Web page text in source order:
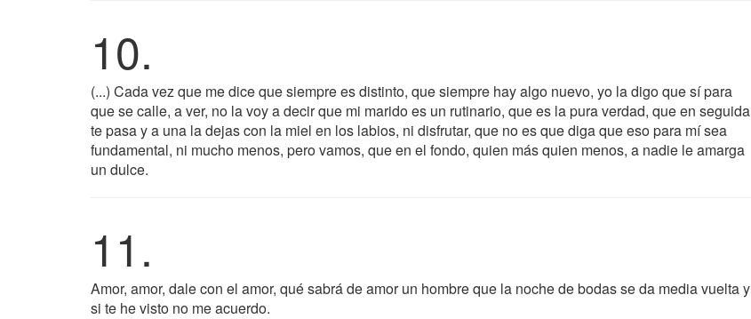
10.
(...) Cada vez que me dice que siempre es distinto, que siempre hay algo nuevo, yo la digo que sí para
que se calle, a ver, no la voy a decir que mi marido es un rutinario, que es la pura verdad, que en seguida
te pasa y a una la dejas con la miel en los labios, ni disfrutar, que no es que diga que eso para mí sea
fundamental, ni mucho menos, pero vamos, que en el fondo, quien más quien menos, a nadie le amarga
un dulce.
11.
Amor, amor, dale con el amor, qué sabrá de amor un hombre que la noche de bodas se da media vuelta y
si te he visto no me acuerdo.